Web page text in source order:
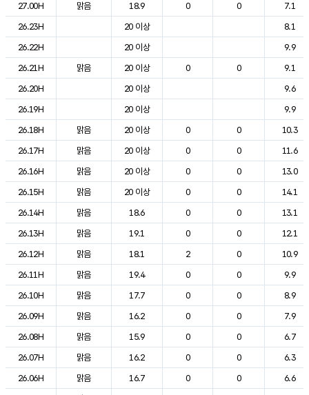
27.00H
맑음 18.9 0 0
7.1
26.23H
20 이상
8.1
26.22H
20 이상
9.9
26.21H
맑음 20 이상 0 0
9.1
26.20H
20 이상
9.6
26.19H
20 이상
9.9
26.18H
맑음 20 이상 0 0
10.3
26.17H
맑음 20 이상 0 0
11.6
26.16H
맑음 20 이상 0 0
13.0
26.15H
맑음 20 이상 0 0
14.1
26.14H
맑음 18.6 0 0
13.1
26.13H
맑음 19.1 0 0
12.1
26.12H
맑음 18.1 2 0
10.9
26.11H
맑음 19.4 0 0
9.9
26.10H
맑음 17.7 0 0
8.9
26.09H
맑음 16.2 0 0
7.9
26.08H
맑음 15.9 0 0
6.7
26.07H
맑음 16.2 0 0
6.3
26.06H
맑음 16.7 0 0
6.6